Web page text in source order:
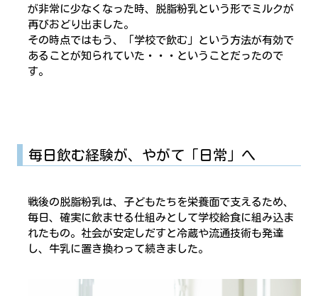
が非常に少なくなった時、脱脂粉乳という形でミルクが
再びおどり出ました。
その時点ではもう、「学校で飲む」という方法が有効で
あることが知られていた・・・ということだったので
す。
毎日飲む経験が、やがて「日常」へ
戦後の脱脂粉乳は、子どもたちを栄養面で支えるため、
毎日、確実に飲ませる仕組みとして学校給食に組み込ま
れたもの。社会が安定しだすと冷蔵や流通技術も発達
し、牛乳に置き換わって続きました。